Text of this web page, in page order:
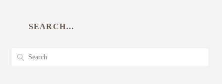
SEARCH…